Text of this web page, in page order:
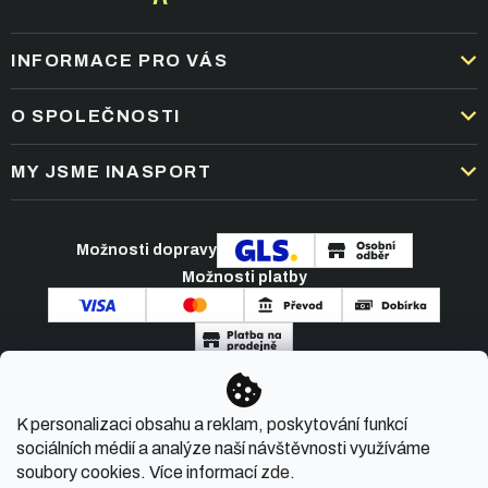
K personalizaci obsahu a reklam, poskytování funkcí
sociálních médií a analýze naší návštěvnosti využíváme
soubory cookies. Více informacízde.
INFORMACE PRO VÁS
DOPRAVA A PLATBA
OBCHODNÍ PODMÍNKY
REKLAMACE A VRÁCENÍ ZBOŽÍ
PODMÍNKY AKCÍ
O SPOLEČNOSTI
KARIÉRA
NEJČASTĚJŠÍ OTÁZKY
MY JSME INASPORT
ČLÁNKY A NOVINKY
KONTAKT
Možnosti dopravy
Možnosti platby
Copyright 2026INASPORT.CZ. Všechna práva
vyhrazena.